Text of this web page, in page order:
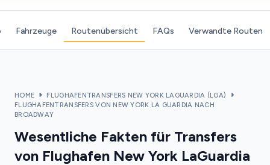
Fahrzeuge Routenübersicht FAQs Verwandte Routen
HOME
FLUGHAFENTRANSFERS NEW YORK LAGUARDIA (LGA)
FLUGHAFENTRANSFERS VON NEW YORK LA GUARDIA NACH
BROADWAY
Wesentliche Fakten für Transfers
von Flughafen New York LaGuardia